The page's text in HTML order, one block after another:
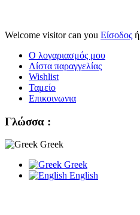
Welcome visitor can you Είσοδος ή
Ο λογαριασμός μου
Λίστα παραγγελίας
Wishlist
Ταμείο
Επικοινωνια
Γλώσσα :
Greek
Greek
English